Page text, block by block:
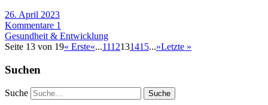
26. April 2023
Kommentare 1
Gesundheit & Entwicklung
Seite 13 von 19« Erste«...1112131415...»Letzte »
Suchen
Suche